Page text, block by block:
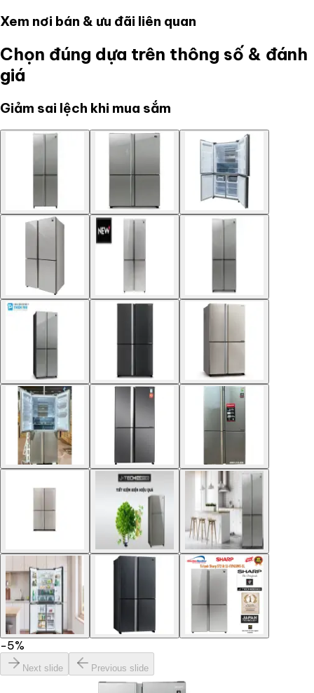
Xem nơi bán & ưu đãi liên quan
Chọn đúng dựa trên thông số & đánh
giá
Giảm sai lệch khi mua sắm
−5%
Next slide Previous slide